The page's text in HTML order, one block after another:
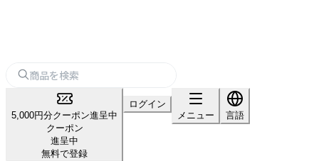
5,000円分クーポン進呈中
クーポン
進呈中
無料で登録
ログイン
メニュー
言語